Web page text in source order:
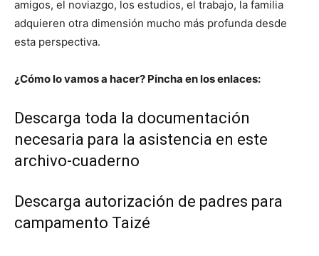
amigos, el noviazgo, los estudios, el trabajo, la familia
adquieren otra dimensión mucho más profunda desde
esta perspectiva.
¿Cómo lo vamos a hacer? Pincha en los enlaces:
Descarga toda la documentación
necesaria para la asistencia en este
archivo-cuaderno
Descarga autorización de padres para
campamento Taizé